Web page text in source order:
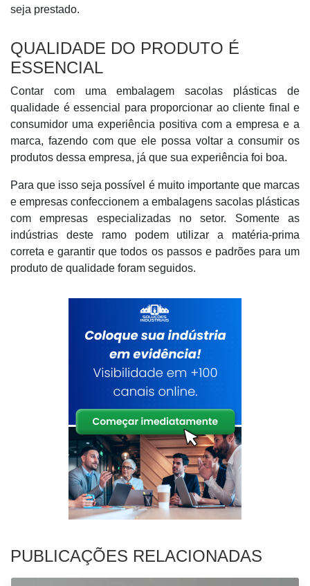
seja prestado.
QUALIDADE DO PRODUTO É
ESSENCIAL
Contar com uma embalagem sacolas plásticas de
qualidade é essencial para proporcionar ao cliente final e
consumidor uma experiência positiva com a empresa e a
marca, fazendo com que ele possa voltar a consumir os
produtos dessa empresa, já que sua experiência foi boa.
Para que isso seja possível é muito importante que marcas
e empresas confeccionem a embalagens sacolas plásticas
com empresas especializadas no setor. Somente as
indústrias deste ramo podem utilizar a matéria-prima
correta e garantir que todos os passos e padrões para um
produto de qualidade foram seguidos.
PUBLICAÇÕES RELACIONADAS